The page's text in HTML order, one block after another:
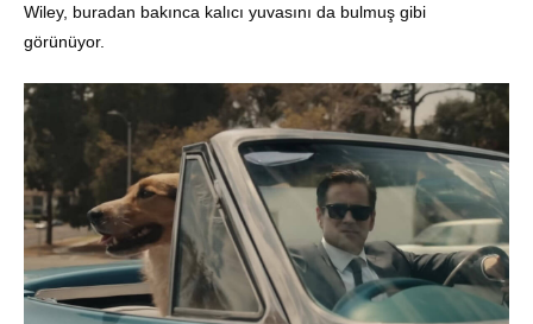
Wiley, buradan bakınca kalıcı yuvasını da bulmuş gibi
görünüyor.